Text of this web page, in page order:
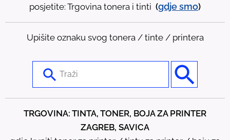
posjetite: Trgovina tonera i tinti (gdjesmo)
Upišite oznaku svog tonera / tinte / printera
t
TRGOVINA: TINTA, TONER, BOJA ZA PRINTER
ZAGREB, SAVICA